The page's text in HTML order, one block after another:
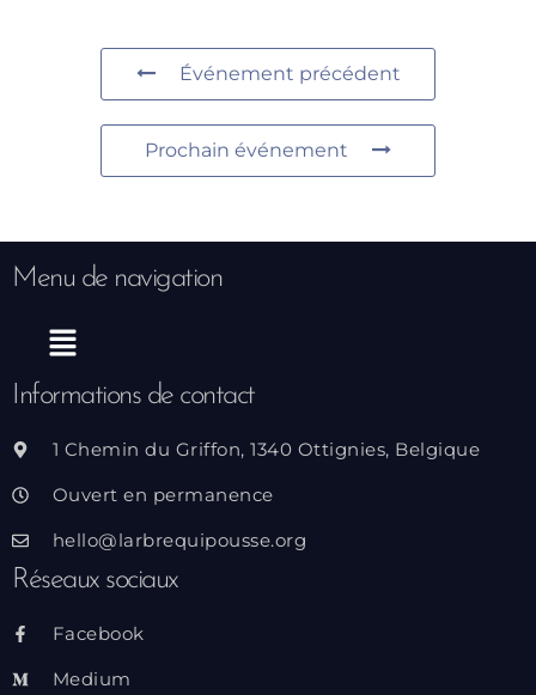
Événement précédent
Prochain événement
Menu de navigation
Menu
Informations de contact
1 Chemin du Griffon, 1340 Ottignies, Belgique
Ouvert en permanence
hello@larbrequipousse.org
Réseaux sociaux
Facebook
Medium